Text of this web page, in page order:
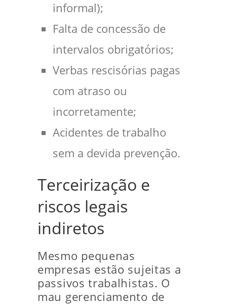
informal);
Falta de concessão de
intervalos obrigatórios;
Verbas rescisórias pagas
com atraso ou
incorretamente;
Acidentes de trabalho
sem a devida prevenção.
Terceirização e
riscos legais
indiretos
Mesmo pequenas
empresas estão sujeitas a
passivos trabalhistas. O
mau gerenciamento de